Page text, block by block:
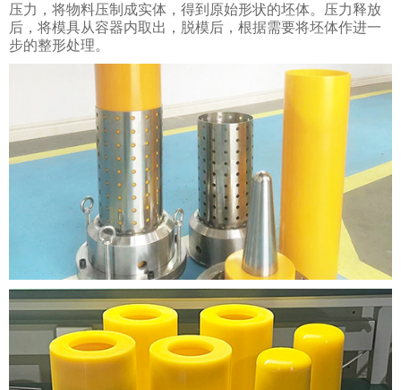
压力，将物料压制成实体，得到原始形状的坯体。压力释放
后，将模具从容器内取出，脱模后，根据需要将坯体作进一
步的整形处理。